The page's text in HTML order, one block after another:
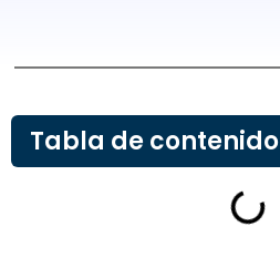
Tabla de contenido